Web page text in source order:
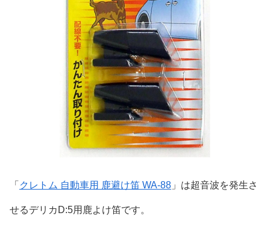
「 クレトム 自動車用 鹿避け笛 WA-88 」は超音波を発生さ
せるデリカD:5用鹿よけ笛です。